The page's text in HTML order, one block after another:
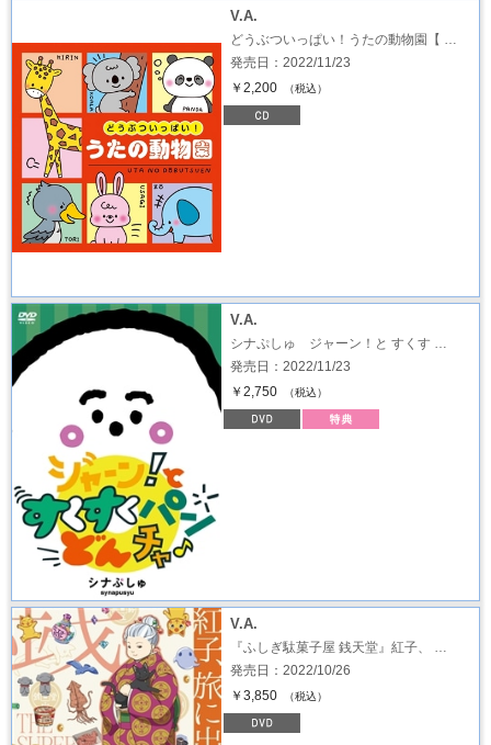
V.A.
どうぶついっぱい！うたの動物園【 …
発売日：2022/11/23
￥2,200
（税込）
V.A.
シナぷしゅ ジャーン！と すくす …
発売日：2022/11/23
￥2,750
（税込）
V.A.
『ふしぎ駄菓子屋 銭天堂』紅子、 …
発売日：2022/10/26
￥3,850
（税込）